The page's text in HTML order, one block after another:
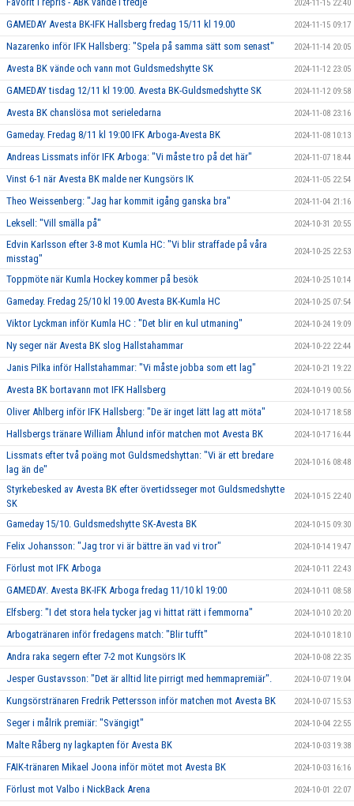
2024-11-15 22:40
GAMEDAY Avesta BK-IFK Hallsberg fredag 15/11 kl 19.00 2024-11-15 09:17
Nazarenko inför IFK Hallsberg: "Spela på samma sätt som senast" 2024-11-14 20:05
Avesta BK vände och vann mot Guldsmedshytte SK 2024-11-12 23:05
GAMEDAY tisdag 12/11 kl 19:00. Avesta BK-Guldsmedshytte SK 2024-11-12 09:58
Avesta BK chanslösa mot serieledarna 2024-11-08 23:16
Gameday. Fredag 8/11 kl 19:00 IFK Arboga-Avesta BK 2024-11-08 10:13
Andreas Lissmats inför IFK Arboga: "Vi måste tro på det här" 2024-11-07 18:44
Vinst 6-1 när Avesta BK malde ner Kungsörs IK 2024-11-05 22:54
Theo Weissenberg: "Jag har kommit igång ganska bra" 2024-11-04 21:16
Leksell: "Vill smälla på" 2024-10-31 20:55
Edvin Karlsson efter 3-8 mot Kumla HC: "Vi blir straffade på våra
misstag"
2024-10-25 22:53
Toppmöte när Kumla Hockey kommer på besök 2024-10-25 10:14
Gameday. Fredag 25/10 kl 19.00 Avesta BK-Kumla HC 2024-10-25 07:54
Viktor Lyckman inför Kumla HC : "Det blir en kul utmaning" 2024-10-24 19:09
Ny seger när Avesta BK slog Hallstahammar 2024-10-22 22:44
Janis Pilka inför Hallstahammar: "Vi måste jobba som ett lag" 2024-10-21 19:22
Avesta BK bortavann mot IFK Hallsberg 2024-10-19 00:56
Oliver Ahlberg inför IFK Hallsberg: "De är inget lätt lag att möta" 2024-10-17 18:58
Hallsbergs tränare William Åhlund inför matchen mot Avesta BK 2024-10-17 16:44
Lissmats efter två poäng mot Guldsmedshyttan: "Vi är ett bredare
lag än de"
2024-10-16 08:48
Styrkebesked av Avesta BK efter övertidsseger mot Guldsmedshytte
SK
2024-10-15 22:40
Gameday 15/10. Guldsmedshytte SK-Avesta BK 2024-10-15 09:30
Felix Johansson: "Jag tror vi är bättre än vad vi tror" 2024-10-14 19:47
Förlust mot IFK Arboga 2024-10-11 22:43
GAMEDAY. Avesta BK-IFK Arboga fredag 11/10 kl 19:00 2024-10-11 08:58
Elfsberg: "I det stora hela tycker jag vi hittat rätt i femmorna" 2024-10-10 20:20
Arbogatränaren inför fredagens match: "Blir tufft" 2024-10-10 18:10
Andra raka segern efter 7-2 mot Kungsörs IK 2024-10-08 22:35
Jesper Gustavsson: "Det är alltid lite pirrigt med hemmapremiär". 2024-10-07 19:04
Kungsörstränaren Fredrik Pettersson inför matchen mot Avesta BK 2024-10-07 15:53
Seger i målrik premiär: "Svängigt" 2024-10-04 22:55
Malte Råberg ny lagkapten för Avesta BK 2024-10-03 19:38
FAIK-tränaren Mikael Joona inför mötet mot Avesta BK 2024-10-03 16:16
Förlust mot Valbo i NickBack Arena 2024-10-01 22:07